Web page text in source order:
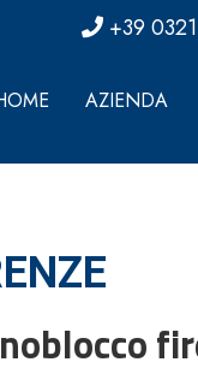
+39
AZIENDA